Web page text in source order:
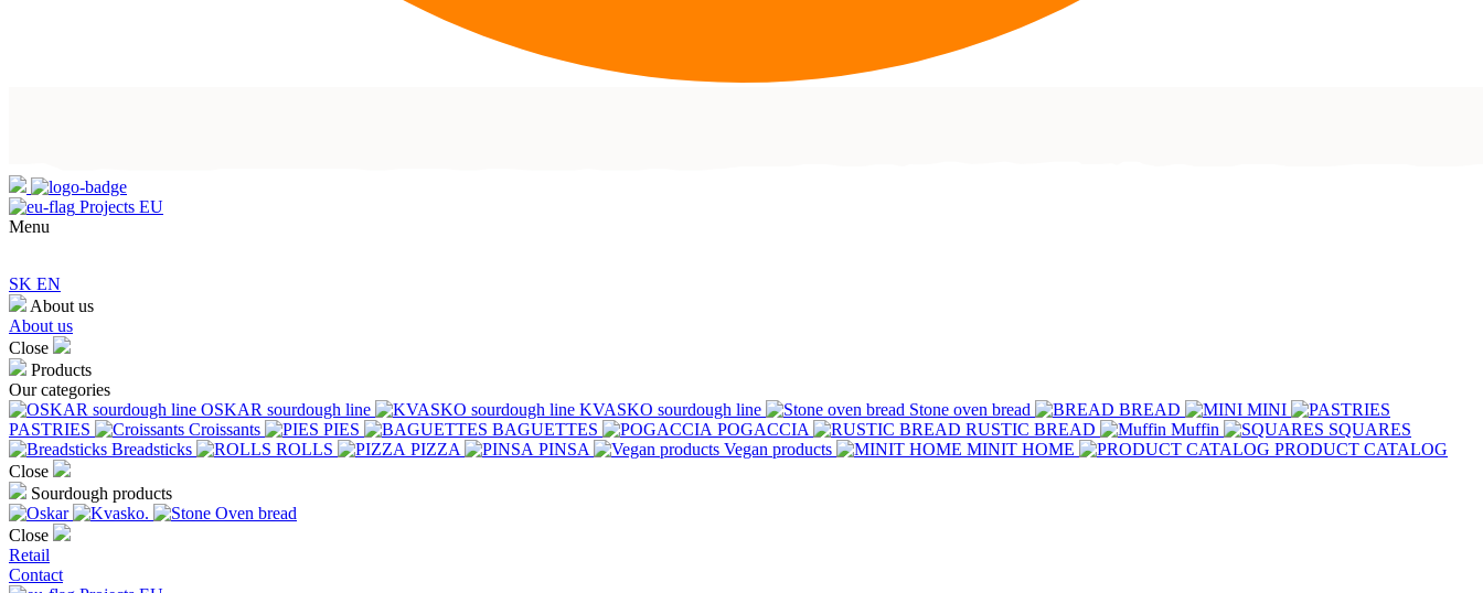
Projects EU
Menu
SK EN
About us
About us
Close
Products
Our categories
OSKAR sourdough line
KVASKO sourdough line Stone oven bread BREAD
MINI
PASTRIES
Croissants PIES BAGUETTES POGACCIA RUSTIC BREAD Muffin
SQUARES
Breadsticks
ROLLS PIZZA PINSA Vegan products MINIT HOME
PRODUCT CATALOG
Close
Sourdough products
Close
Retail
Contact